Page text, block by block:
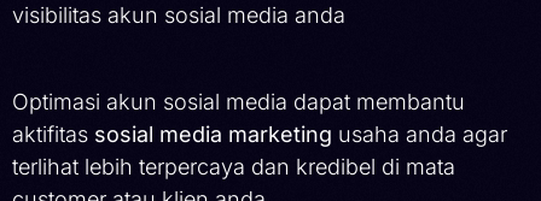
visibilitas akun sosial media anda
Optimasi akun sosial media dapat membantu
aktifitas sosial media marketing usaha anda agar
terlihat lebih terpercaya dan kredibel di mata